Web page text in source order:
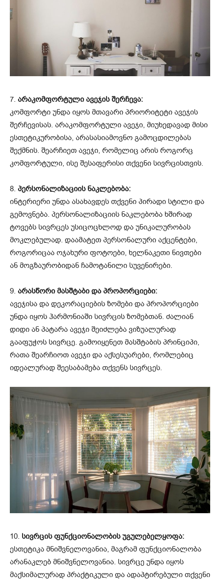
7. არაკომფორტული ავეჯის შერჩევა:
კომფორტი უნდა იყოს მთავარი პრიორიტეტი ავეჯის
შერჩევისას. არაკომფორტული ავეჯი, მიუხედავად მისი
ესთეტიკურობისა, არასასიამოვნო გამოცდილებას
შექმნის. შეარჩიეთ ავეჯი, რომელიც არის როგორც
კომფორტული, ისე შესაფერისი თქვენი სივრცისთვის.
8. პერსონალიზაციის ნაკლებობა:
ინტერიერი უნდა ასახავდეს თქვენი პირადი სტილი და
გემოვნება. პერსონალიზაციის ნაკლებობა ხშირად
ტოვებს სივრცეს უსიცოცხლოდ და უნიკალურობას
მოკლებულად. დაამატეთ პერსონალური აქცენტები,
როგორიცაა ოჯახური ფოტოები, ხელნაკეთი ნივთები
ან მოგზაურობიდან ჩამოტანილი სუვენირები.
9. არასწორი მასშტაბი და პროპორციები:
ავეჯისა და დეკორაციების ზომები და პროპორციები
უნდა იყოს ჰარმონიაში სივრცის ზომებთან. ძალიან
დიდი ან პატარა ავეჯი შეიძლება ვიზუალურად
გააფუჭოს სივრცე. გამოიყენეთ მასშტაბის პრინციპი,
რათა შეარჩიოთ ავეჯი და აქსესუარები, რომლებიც
იდეალურად შეესაბამება თქვენს სივრცეს.
10. სივრცის ფუნქციონალობის უგულებელყოფა:
ესთეტიკა მნიშვნელოვანია, მაგრამ ფუნქციონალობა
არანაკლებ მნიშვნელოვანია. სივრცე უნდა იყოს
მაქსიმალურად პრაქტიკული და ადაპტირებული თქვენი